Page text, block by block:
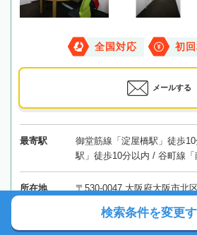
全国対応 初
メールする
最寄駅
御堂筋線「淀屋橋駅」徒歩
駅」徒歩10分以内 / 谷町線
所在地
〒530-0047 大阪府大阪市北
検索条件を変更